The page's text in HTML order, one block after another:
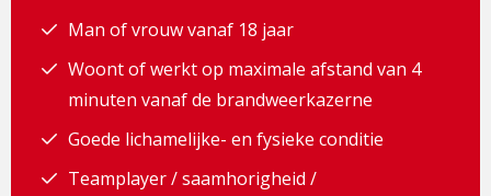
Man of vrouw vanaf 18 jaar
Woont of werkt op maximale afstand van 4
minuten vanaf de brandweerkazerne
Goede lichamelijke- en fysieke conditie
Teamplayer / saamhorigheid /